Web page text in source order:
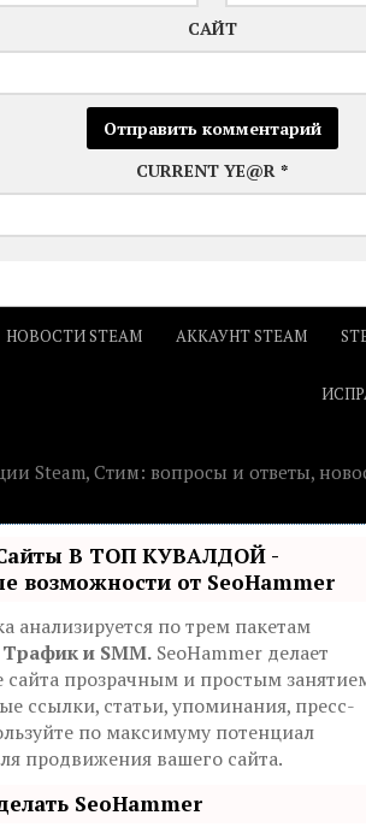
САЙТ
CURRENT YE@R *
НОВОСТИ STEAM АККАУНТ STEAM
Steam, Стим: вопросы и ответы,
В ТОП КУВАЛДОЙ -
возможности от SeoHammer
анализируется по трем пакетам
Трафик и SMM. SeoHammer делает
прозрачным и простым
ссылки, статьи, упоминания, пресс-
по максимуму потенциал
продвижения вашего сайта.
SeoHammer